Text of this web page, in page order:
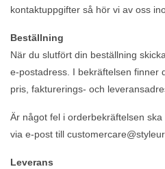
kontaktuppgifter så hör vi av oss
Beställning
När du slutfört din beställning
e-postadress. I bekräftelsen finner
pris, fakturerings- och
Är något fel i orderbekräftelsen
via e-post till
Leverans